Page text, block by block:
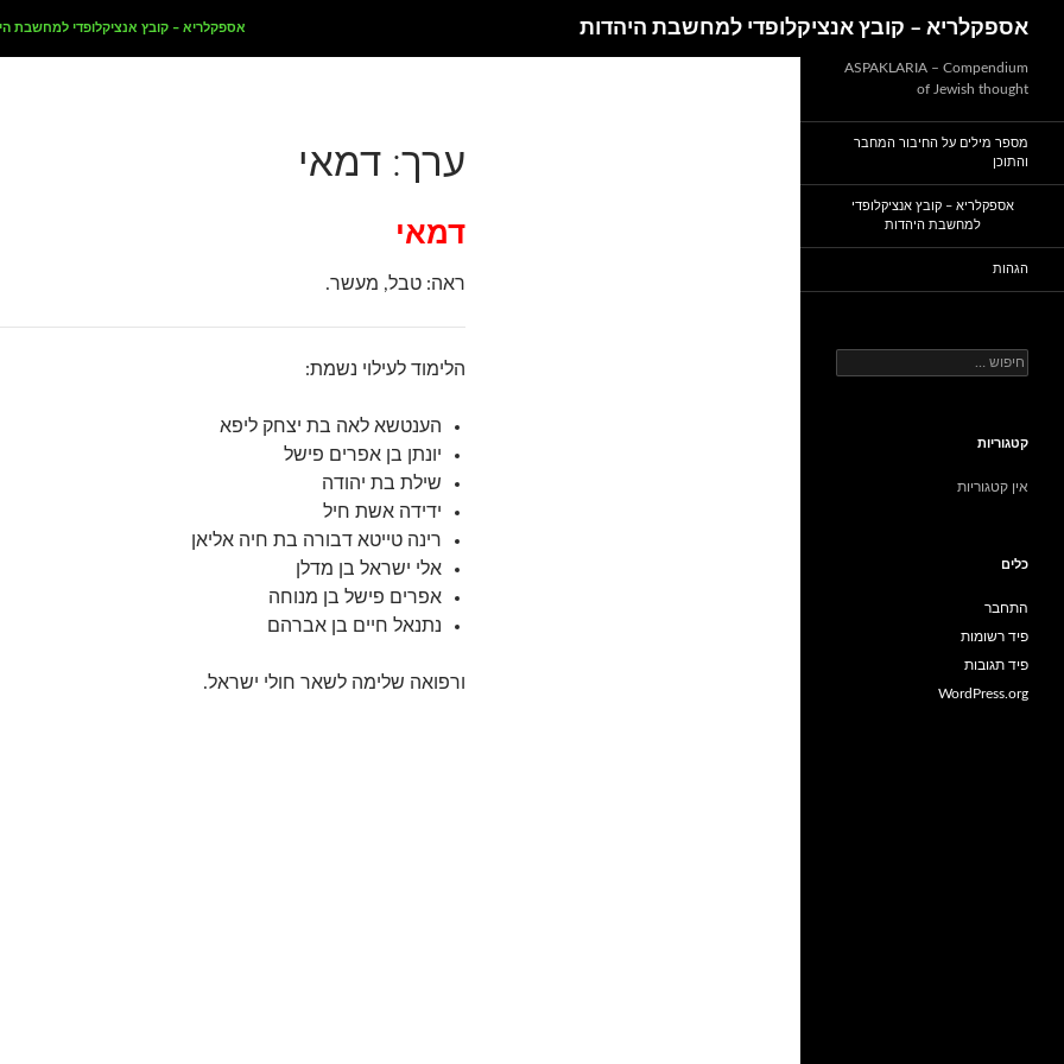
לתוכן
אספקלריא – קובץ אנציקלופדי למחשבת היהדות אספקלריא – קובץ אנציקלופדי למחשבת
ערך: דמאי
דמאי
ראה: טבל, מעשר.
הלימוד לעילוי נשמת:
הענטשא לאה בת יצחק ליפא
יונתן בן אפרים פישל
שילת בת יהודה
ידידה אשת חיל
רינה טייטא דבורה בת חיה אליאן
אלי ישראל בן מדלן
אפרים פישל בן מנוחה
נתנאל חיים בן אברהם
ורפואה שלימה לשאר חולי ישראל.
ASPAKLARIA – Compendium
of Jewish thought
מספר מילים על החיבור המחבר
והתוכן
אספקלריא – קובץ אנציקלופדי
למחשבת היהדות
הגהות
חיפוש:
קטגוריות
אין קטגוריות
כלים
התחבר
פיד רשומות
פיד תגובות
WordPress.org